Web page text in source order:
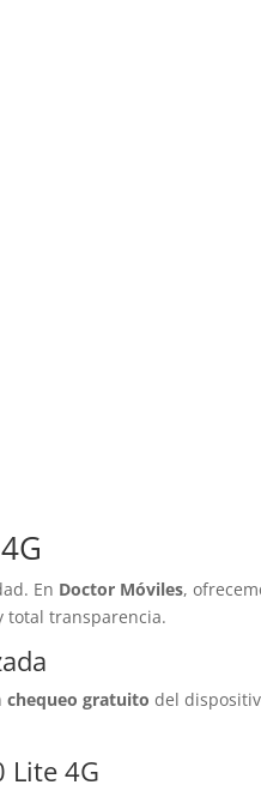
En Doctor Móviles,
total transparencia.
chequeo gratuito del
Lite 4G